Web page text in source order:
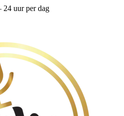
uur per dag